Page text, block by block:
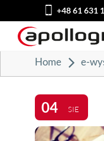
+48 61 631
Home e-
04 SIE